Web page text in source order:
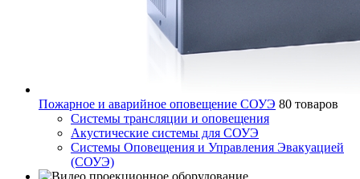
Пожарное и аварийное оповещение СОУЭ 80 товаров
Cистемы трансляции и оповещения
Акустические системы для СОУЭ
Системы Оповещения и Управления Эвакуацией
(СОУЭ)